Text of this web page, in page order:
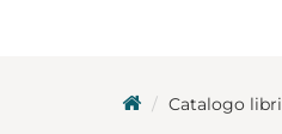
Catalogo libri